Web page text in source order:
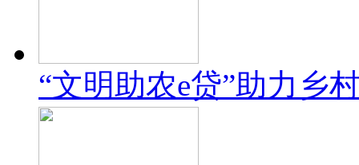
“文明助农e贷”助力乡